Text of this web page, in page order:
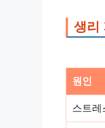
생리
원인
스트레